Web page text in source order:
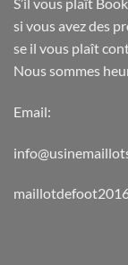
si vous avez des
se il vous plaît
Nous sommes
Email: